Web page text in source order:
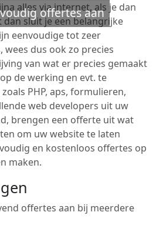
offertes aan
alles via internet, als je dan
sluit je een belangrijke
eenvoudige tot zeer
dus ook zo precies
van wat er precies gemaakt
de werking en evt. te
PHP, aps, formulieren,
web developers uit uw
brengen een offerte uit wat
om uw website te laten
en kostenloos offertes op
maken.
offertes aan bij meerdere